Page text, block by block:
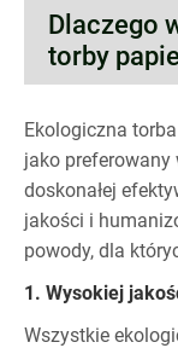
Dlaczego
torby
Ekologiczna
jako
doskonałej
jakości i
powody, dla
1. Wysokiej
Wszystkie